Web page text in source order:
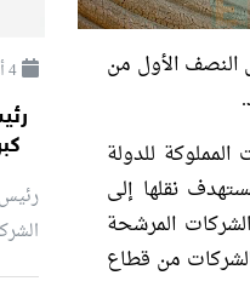
النصف الأول من
للدولة
المستهدف نقلها إلى
المرشحة
من قطاع
4 أغسطس, 2026